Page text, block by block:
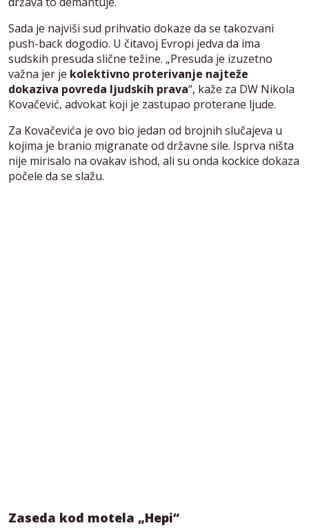
Sada je najviši sud prihvatio dokaze da se takozvani
push-back dogodio. U čitavoj Evropi jedva da ima
sudskih presuda slične težine. „Presuda je izuzetno
važna jer je kolektivno proterivanje najteže
dokaziva povreda ljudskih prava“, kaže za DW Nikola
Kovačević, advokat koji je zastupao proterane ljude.
Za Kovačevića je ovo bio jedan od brojnih slučajeva u
kojima je branio migranate od državne sile. Isprva ništa
nije mirisalo na ovakav ishod, ali su onda kockice dokaza
počele da se slažu.
Zaseda kod motela „Hepi“